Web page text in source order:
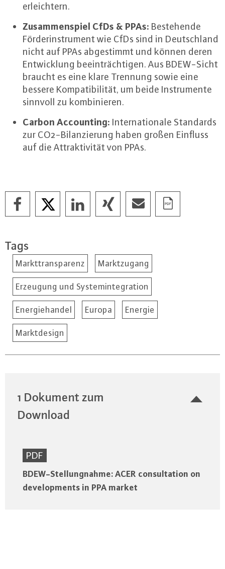
er­leich­tern.
Zu­sam­men­spiel CfDs & PPAs: Be­ste­hen­de
För­der­instru­ment wie CfDs sind in Deutsch­land
nicht auf PPAs ab­ge­stimmt und können deren
Ent­wick­lung be­ein­träch­ti­gen. Aus BDEW-Sicht
braucht es eine klare Trennung sowie eine
bessere Kom­pa­ti­bi­li­tät, um beide In­stru­men­te
sinnvoll zu kom­bi­nie­ren.
Carbon Ac­coun­ting: In­ter­na­tio­na­le Standards
zur CO2-Bi­lan­zie­rung haben großen Einfluss
auf die At­trak­ti­vi­tät von PPAs.
Tags
Markttransparenz Marktzugang
Erzeugung und Systemintegration
Energiehandel Europa Energie
Marktdesign
1 Dokument zum
Download
PDF
BDEW-Stellungnahme: ACER consultation on
developments in PPA market